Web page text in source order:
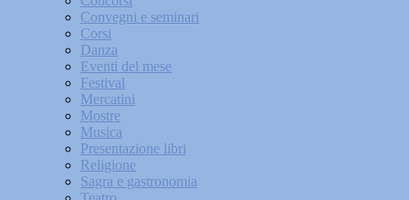
Convegni e seminari
Corsi
Danza
Eventi del mese
Festival
Mercatini
Mostre
Musica
Presentazione libri
Religione
Sagra e gastronomia